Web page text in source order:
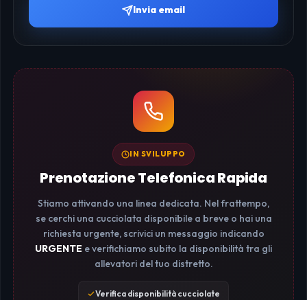
Invia email
IN SVILUPPO
Prenotazione Telefonica Rapida
Stiamo attivando una linea dedicata. Nel frattempo,
se cerchi una cucciolata disponibile a breve o hai una
richiesta urgente, scrivici un messaggio indicando
URGENTE e verifichiamo subito la disponibilità tra gli
allevatori del tuo distretto.
Verifica disponibilità cucciolate